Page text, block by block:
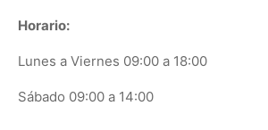
Horario:
Lunes a Viernes 09:00 a 18:00
Sábado 09:00 a 14:00